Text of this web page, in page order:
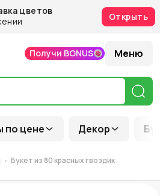
цветов
Открыть
по цене Декор
Получи BONUS Меню
Букет из 80 красных гвоздик